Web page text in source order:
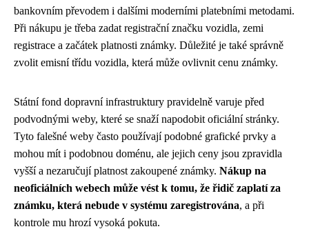
bankovním převodem i dalšími moderními platebními metodami.
Při nákupu je třeba zadat registrační značku vozidla, zemi
registrace a začátek platnosti známky. Důležité je také správně
zvolit emisní třídu vozidla, která může ovlivnit cenu známky.
Státní fond dopravní infrastruktury pravidelně varuje před
podvodnými weby, které se snaží napodobit oficiální stránky.
Tyto falešné weby často používají podobné grafické prvky a
mohou mít i podobnou doménu, ale jejich ceny jsou zpravidla
vyšší a nezaručují platnost zakoupené známky. Nákup na
neoficiálních webech může vést k tomu, že řidič zaplatí za
známku, která nebude v systému zaregistrována, a při
kontrole mu hrozí vysoká pokuta.